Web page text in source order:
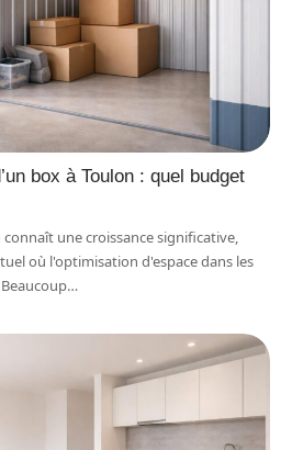
box à Toulon : quel budget
une croissance significative,
où l'optimisation d'espace dans les
…